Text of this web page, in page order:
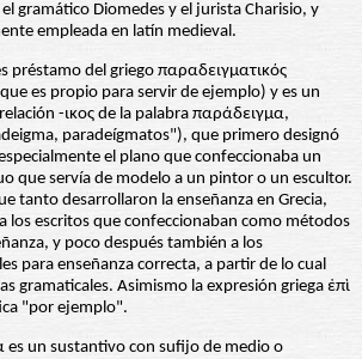
gramático Diomedes y el jurista Charisio, y
empleada en latín medieval.
préstamo del griego παραδειγματικός
es propio para servir de ejemplo) y es un
-ικος de la palabra παράδειγμα,
paradeígmatos"), que primero designó
el plano que confeccionaba un
que servía de modelo a un pintor o un escultor.
tanto desarrollaron la enseñanza en Grecia,
los escritos que confeccionaban como métodos
y poco después también a los
para enseñanza correcta, a partir de lo cual
gramaticales. Asimismo la expresión griega ἐπὶ
"por ejemplo".
es un sustantivo con sufijo de medio o